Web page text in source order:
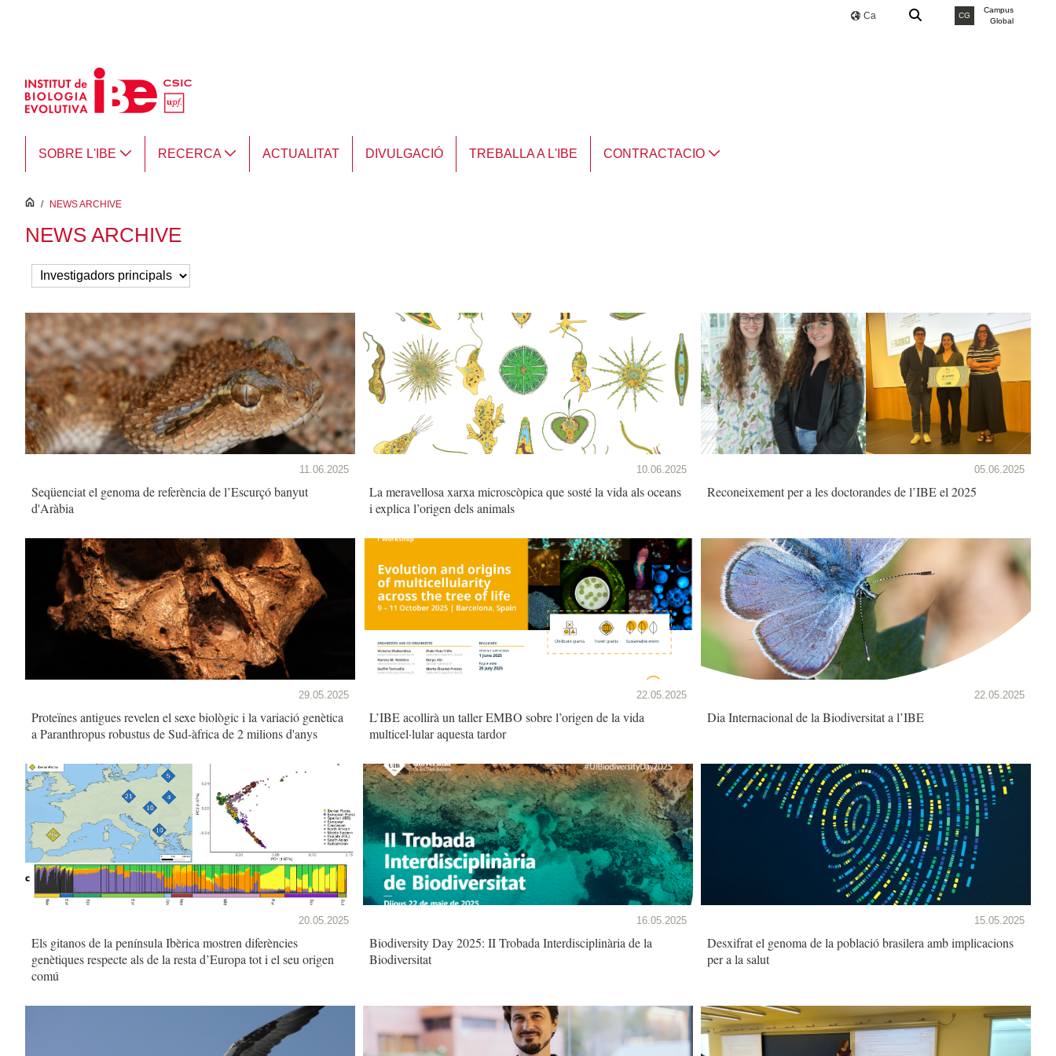
Ca CG
Campus
Global
SOBRE L'IBE RECERCA ACTUALITAT DIVULGACIÓ TREBALLA A L'IBE CONTRACTACIO
inici
/ NEWS ARCHIVE
NEWS ARCHIVE
11.06.2025
Seqüenciat el genoma de referència de l’Escurçó banyut
d'Aràbia
10.06.2025
La meravellosa xarxa microscòpica que sosté la vida als oceans
i explica l’origen dels animals
05.06.2025
Reconeixement per a les doctorandes de l’IBE el 2025
29.05.2025
Proteïnes antigues revelen el sexe biològic i la variació genètica
a Paranthropus robustus de Sud-àfrica de 2 milions d'anys
22.05.2025
L’IBE acollirà un taller EMBO sobre l’origen de la vida
multicel·lular aquesta tardor
22.05.2025
Dia Internacional de la Biodiversitat a l’IBE
20.05.2025
Els gitanos de la península Ibèrica mostren diferències
genètiques respecte als de la resta d’Europa tot i el seu origen
comú
16.05.2025
Biodiversity Day 2025: II Trobada Interdisciplinària de la
Biodiversitat
15.05.2025
Desxifrat el genoma de la població brasilera amb implicacions
per a la salut